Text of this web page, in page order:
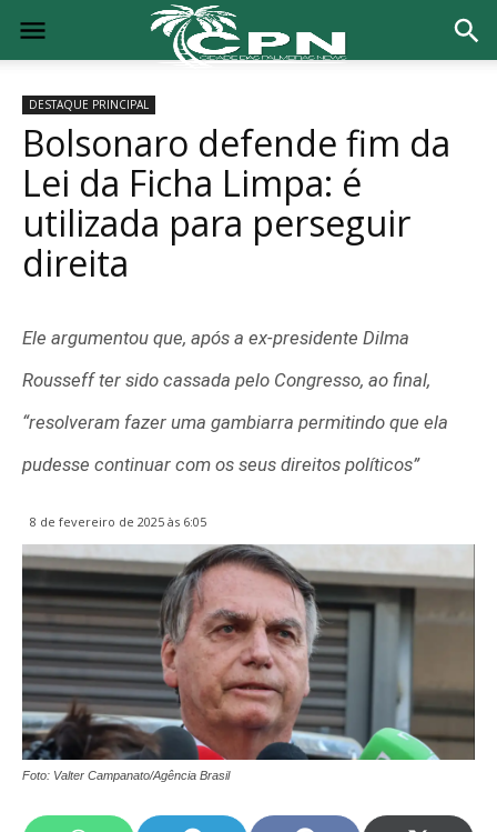
DESTAQUE PRINCIPAL
Bolsonaro defende fim da
Lei da Ficha Limpa: é
utilizada para perseguir
direita
Ele argumentou que, após a ex-presidente Dilma
Rousseff ter sido cassada pelo Congresso, ao final,
“resolveram fazer uma gambiarra permitindo que ela
pudesse continuar com os seus direitos políticos”
8 de fevereiro de 2025 às 6:05
Foto: Valter Campanato/Agência Brasil